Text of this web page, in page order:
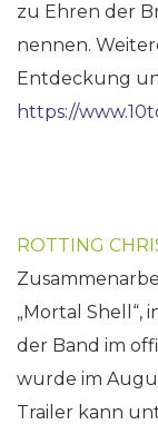
zu Ehren der
nennen.
Entdeckung
https://
ROTTING
„Mortal Shell“,
der Band im
wurde im
Trailer kann